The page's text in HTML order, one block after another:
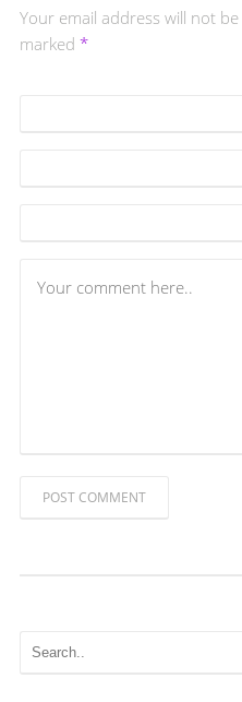
Your email address will not
marked *
POST COMMENT